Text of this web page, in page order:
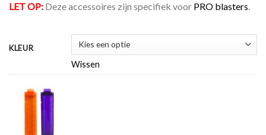
LET OP: Deze accessoires zijn specifiek voor PRO blasters.
KLEUR
Wissen